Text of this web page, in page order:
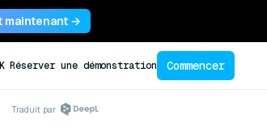
maintenant →
Réserver une démonstration Commencer
Traduit par